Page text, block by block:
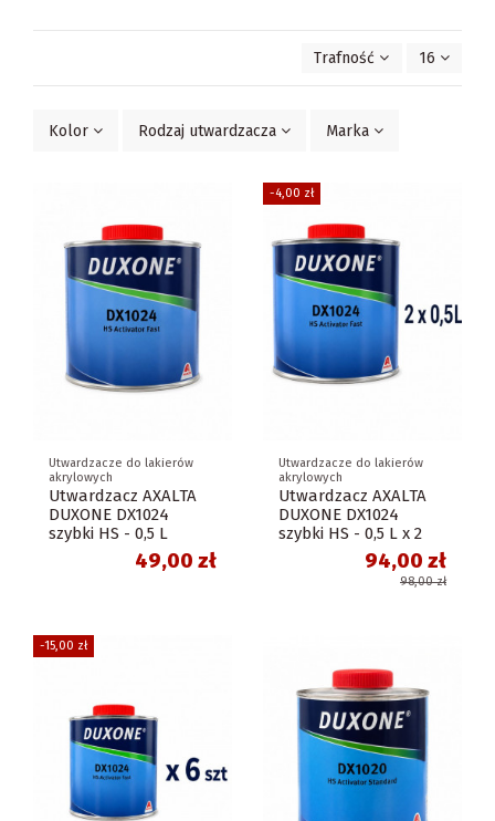
Trafność 16
Kolor Rodzaj utwardzacza Marka
Utwardzacze do lakierów
akrylowych
Utwardzacz AXALTA
DUXONE DX1024
szybki HS - 0,5 L
49,00 zł
-4,00 zł
Utwardzacze do lakierów
akrylowych
Utwardzacz AXALTA
DUXONE DX1024
szybki HS - 0,5 L x 2
94,00 zł
98,00 zł
-15,00 zł